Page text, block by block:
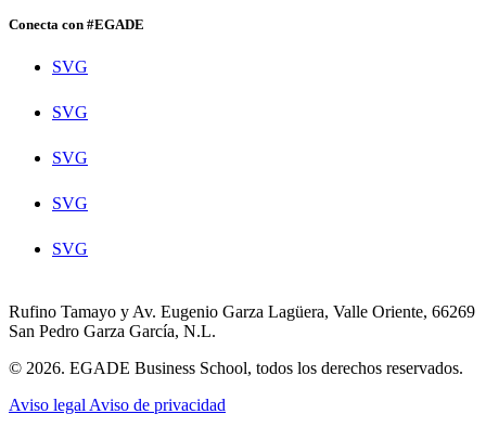
Conecta con #EGADE
SVG
SVG
SVG
SVG
SVG
Rufino Tamayo y Av. Eugenio Garza Lagüera, Valle Oriente, 66269
San Pedro Garza García, N.L.
© 2026. EGADE Business School, todos los derechos reservados.
Aviso legal Aviso de privacidad